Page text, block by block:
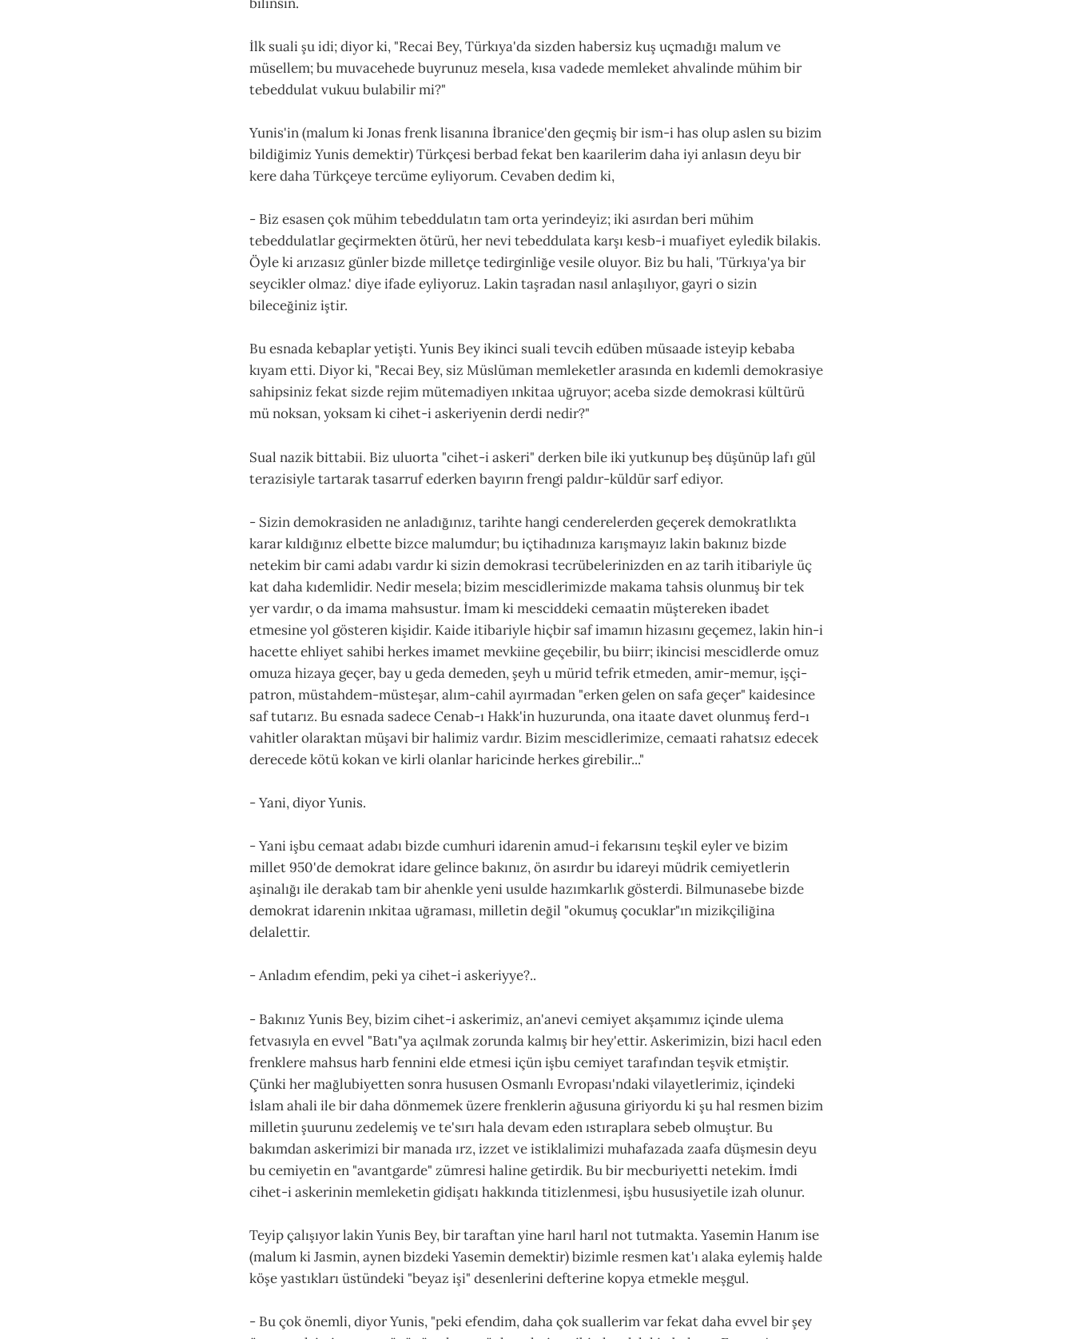
İlk suali şu idi; diyor ki, "Recai Bey, Türkıya'da sizden habersiz kuş uçmadığı malum ve
müsellem; bu muvacehede buyrunuz mesela, kısa vadede memleket ahvalinde mühim bir
tebeddulat vukuu bulabilir mi?"
Yunis'in (malum ki Jonas frenk lisanına İbranice'den geçmiş bir ism-i has olup aslen su bizim
bildiğimiz Yunis demektir) Türkçesi berbad fekat ben kaarilerim daha iyi anlasın deyu bir
kere daha Türkçeye tercüme eyliyorum. Cevaben dedim ki,
- Biz esasen çok mühim tebeddulatın tam orta yerindeyiz; iki asırdan beri mühim
tebeddulatlar geçirmekten ötürü, her nevi tebeddulata karşı kesb-i muafiyet eyledik bilakis.
Öyle ki arızasız günler bizde milletçe tedirginliğe vesile oluyor. Biz bu hali, 'Türkıya'ya bir
seycikler olmaz.' diye ifade eyliyoruz. Lakin taşradan nasıl anlaşılıyor, gayri o sizin
bileceğiniz iştir.
Bu esnada kebaplar yetişti. Yunis Bey ikinci suali tevcih edüben müsaade isteyip kebaba
kıyam etti. Diyor ki, "Recai Bey, siz Müslüman memleketler arasında en kıdemli demokrasiye
sahipsiniz fekat sizde rejim mütemadiyen ınkitaa uğruyor; aceba sizde demokrasi kültürü
mü noksan, yoksam ki cihet-i askeriyenin derdi nedir?"
Sual nazik bittabii. Biz uluorta "cihet-i askeri" derken bile iki yutkunup beş düşünüp lafı gül
terazisiyle tartarak tasarruf ederken bayırın frengi paldır-küldür sarf ediyor.
- Sizin demokrasiden ne anladığınız, tarihte hangi cenderelerden geçerek demokratlıkta
karar kıldığınız elbette bizce malumdur; bu içtihadınıza karışmayız lakin bakınız bizde
netekim bir cami adabı vardır ki sizin demokrasi tecrübelerinizden en az tarih itibariyle üç
kat daha kıdemlidir. Nedir mesela; bizim mescidlerimizde makama tahsis olunmuş bir tek
yer vardır, o da imama mahsustur. İmam ki mesciddeki cemaatin müştereken ibadet
etmesine yol gösteren kişidir. Kaide itibariyle hiçbir saf imamın hizasını geçemez, lakin hin-i
hacette ehliyet sahibi herkes imamet mevkiine geçebilir, bu biirr; ikincisi mescidlerde omuz
omuza hizaya geçer, bay u geda demeden, şeyh u mürid tefrik etmeden, amir-memur, işçi-
patron, müstahdem-müsteşar, alım-cahil ayırmadan "erken gelen on safa geçer" kaidesince
saf tutarız. Bu esnada sadece Cenab-ı Hakk'in huzurunda, ona itaate davet olunmuş ferd-ı
vahitler olaraktan müşavi bir halimiz vardır. Bizim mescidlerimize, cemaati rahatsız edecek
derecede kötü kokan ve kirli olanlar haricinde herkes girebilir..."
- Yani, diyor Yunis.
- Yani işbu cemaat adabı bizde cumhuri idarenin amud-i fekarısını teşkil eyler ve bizim
millet 950'de demokrat idare gelince bakınız, ön asırdır bu idareyi müdrik cemiyetlerin
aşinalığı ile derakab tam bir ahenkle yeni usulde hazımkarlık gösterdi. Bilmunasebe bizde
demokrat idarenin ınkitaa uğraması, milletin değil "okumuş çocuklar"ın mizikçiliğina
delalettir.
- Anladım efendim, peki ya cihet-i askeriyye?..
- Bakınız Yunis Bey, bizim cihet-i askerimiz, an'anevi cemiyet akşamımız içinde ulema
fetvasıyla en evvel "Batı"ya açılmak zorunda kalmış bir hey'ettir. Askerimizin, bizi hacıl eden
frenklere mahsus harb fennini elde etmesi içün işbu cemiyet tarafından teşvik etmiştir.
Çünki her mağlubiyetten sonra hususen Osmanlı Evropası'ndaki vilayetlerimiz, içindeki
İslam ahali ile bir daha dönmemek üzere frenklerin ağusuna giriyordu ki şu hal resmen bizim
milletin şuurunu zedelemiş ve te'sırı hala devam eden ıstıraplara sebeb olmuştur. Bu
bakımdan askerimizi bir manada ırz, izzet ve istiklalimizi muhafazada zaafa düşmesin deyu
bu cemiyetin en "avantgarde" zümresi haline getirdik. Bu bir mecburiyetti netekim. İmdi
cihet-i askerinin memleketin gidişatı hakkında titizlenmesi, işbu hususiyetile izah olunur.
Teyip çalışıyor lakin Yunis Bey, bir taraftan yine harıl harıl not tutmakta. Yasemin Hanım ise
(malum ki Jasmin, aynen bizdeki Yasemin demektir) bizimle resmen kat'ı alaka eylemiş halde
köşe yastıkları üstündeki "beyaz işi" desenlerini defterine kopya etmekle meşgul.
- Bu çok önemli, diyor Yunis, "peki efendim, daha çok suallerim var fekat daha evvel bir şey